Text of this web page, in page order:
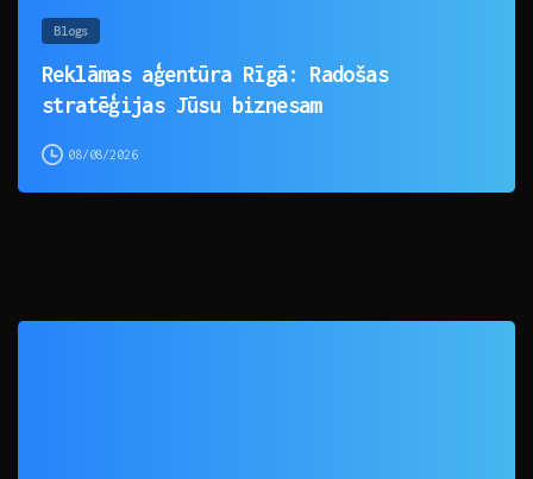
Blogs
Reklāmas aģentūra Rīgā: Radošas
stratēģijas Jūsu biznesam
08/08/2026